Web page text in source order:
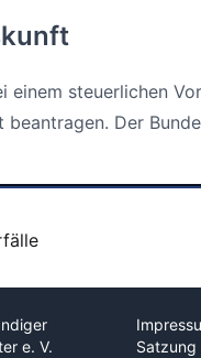
einem steuerlichen
Der
e. V.
Satzung